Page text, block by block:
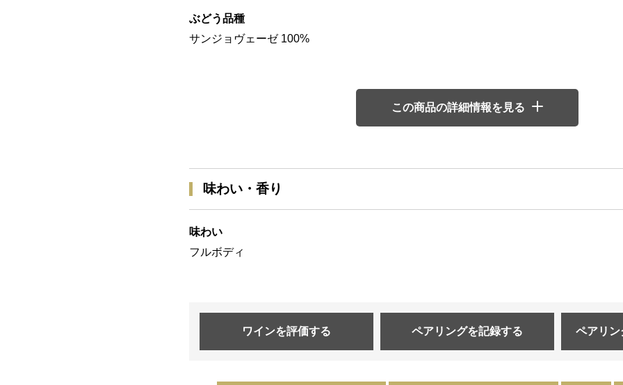
ぶどう品種
サンジョヴェーゼ 100%
この商品の詳細情報を見る
味わい・香り
味わい
フルボディ
ワインを評価する ペアリングを記録する ペアリン